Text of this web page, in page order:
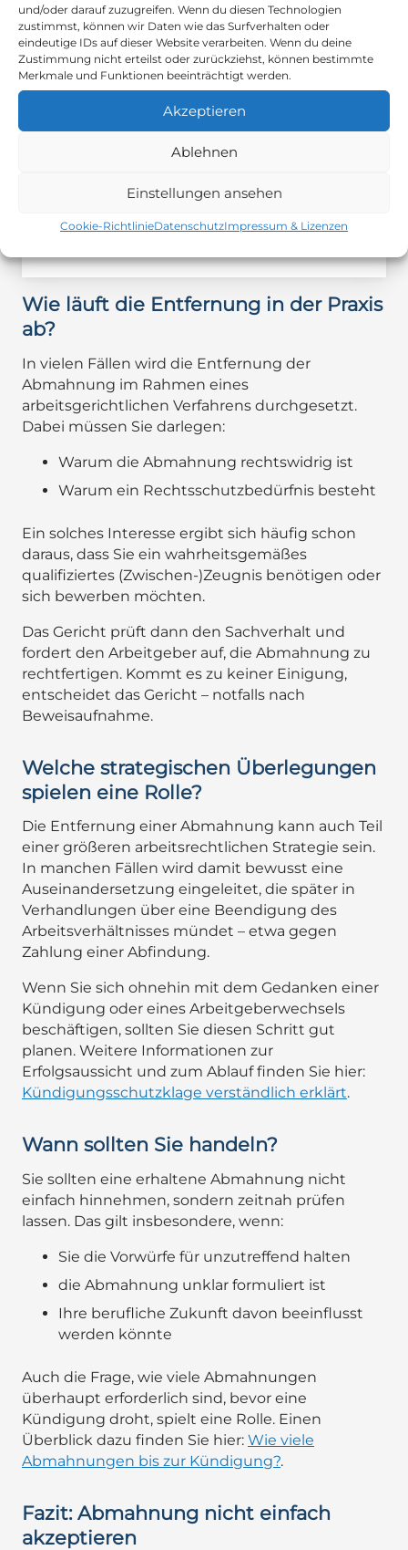
und/oder darauf zuzugreifen. Wenn du diesen Technologien
zustimmst, können wir Daten wie das Surfverhalten oder
eindeutige IDs auf dieser Website verarbeiten. Wenn du deine
Zustimmung nicht erteilst oder zurückziehst, können bestimmte
Merkmale und Funktionen beeinträchtigt werden.
Akzeptieren
Ablehnen
Einstellungen ansehen
Cookie-RichtlinieDatenschutzImpressum & Lizenzen
Deshalb ist es oft sinnvoll, frühzeitig zu reagieren.
Wenn Sie ohnehin überlegen, sich beruflich neu
zu orientieren, kann die Entfernung der
Abmahnung sogar strategisch genutzt werden.
Individuelle Fragen zum Thema?
Kontaktieren Sie uns jetzt für ein
Wie läuft die Entfernung in der Praxis
ab?
In vielen Fällen wird die Entfernung der
Abmahnung im Rahmen eines
arbeitsgerichtlichen Verfahrens durchgesetzt.
Dabei müssen Sie darlegen:
Warum die Abmahnung rechtswidrig ist
Warum ein Rechtsschutzbedürfnis besteht
Ein solches Interesse ergibt sich häufig schon
daraus, dass Sie ein wahrheitsgemäßes
qualifiziertes (Zwischen-)Zeugnis benötigen oder
sich bewerben möchten.
Das Gericht prüft dann den Sachverhalt und
fordert den Arbeitgeber auf, die Abmahnung zu
rechtfertigen. Kommt es zu keiner Einigung,
entscheidet das Gericht – notfalls nach
Beweisaufnahme.
Welche strategischen Überlegungen
spielen eine Rolle?
Die Entfernung einer Abmahnung kann auch Teil
einer größeren arbeitsrechtlichen Strategie sein.
In manchen Fällen wird damit bewusst eine
Auseinandersetzung eingeleitet, die später in
Verhandlungen über eine Beendigung des
Arbeitsverhältnisses mündet – etwa gegen
Zahlung einer Abfindung.
Wenn Sie sich ohnehin mit dem Gedanken einer
Kündigung oder eines Arbeitgeberwechsels
beschäftigen, sollten Sie diesen Schritt gut
planen. Weitere Informationen zur
Erfolgsaussicht und zum Ablauf finden Sie hier:
Kündigungsschutzklage verständlich erklärt.
Wann sollten Sie handeln?
Sie sollten eine erhaltene Abmahnung nicht
einfach hinnehmen, sondern zeitnah prüfen
lassen. Das gilt insbesondere, wenn:
Sie die Vorwürfe für unzutreffend halten
die Abmahnung unklar formuliert ist
Ihre berufliche Zukunft davon beeinflusst
werden könnte
Auch die Frage, wie viele Abmahnungen
überhaupt erforderlich sind, bevor eine
Kündigung droht, spielt eine Rolle. Einen
Überblick dazu finden Sie hier: Wie viele
Abmahnungen bis zur Kündigung?.
Fazit: Abmahnung nicht einfach
akzeptieren